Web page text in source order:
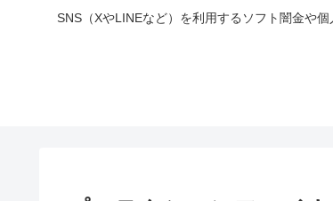
SNS（XやLINEなど）を利用するソフト闇金や